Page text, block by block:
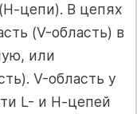
цепи). В цепях
(V-область) в
или
V-область у
L- и Н-цепей